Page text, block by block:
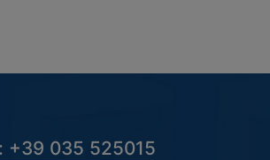
+39 035 525015